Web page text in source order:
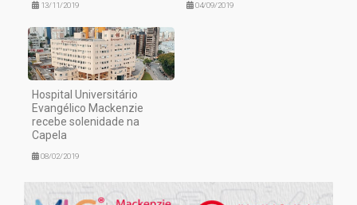
13/11/2019 04/09/2019
Hospital Universitário
Evangélico Mackenzie
recebe solenidade na
Capela
08/02/2019